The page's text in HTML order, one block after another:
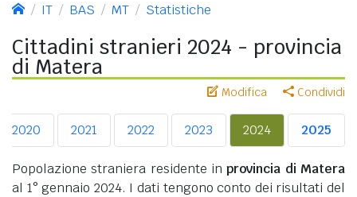
IT BAS MT Statistiche
Cittadini stranieri 2024 - provincia
di Matera
Modifica Condividi
2020 2021 2022 2023 2024 2025
Popolazione straniera residente inprovincia di Matera
al 1° gennaio 2024. I dati tengono conto dei risultati del